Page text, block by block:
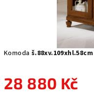
Komoda š.88xv.109xhl.58cm
28 880 Kč